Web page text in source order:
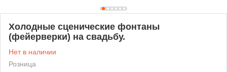
Холодные сценические фонтаны
(фейерверки) на свадьбу.
Нет в наличии
Розница